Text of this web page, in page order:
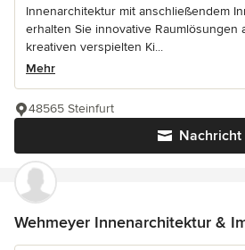
Innenarchitektur mit anschließendem
erhalten Sie innovative Raumlösungen
kreativen verspielten Ki...
Mehr
Nachricht
48565 Steinfurt
Wehmeyer Innenarchitektur &